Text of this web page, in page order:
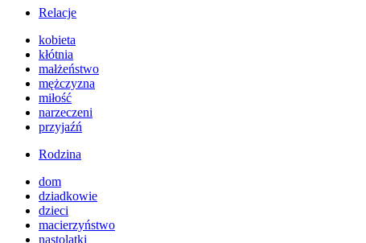
Relacje
kobieta
kłótnia
małżeństwo
mężczyzna
miłość
narzeczeni
przyjaźń
Rodzina
dom
dziadkowie
dzieci
macierzyństwo
nastolatki